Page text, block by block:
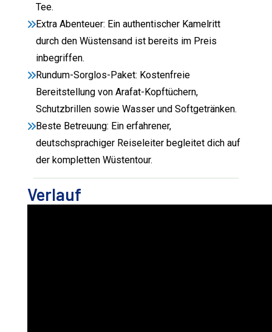
Tee.
Extra Abenteuer: Ein authentischer Kamelritt
durch den Wüstensand ist bereits im Preis
inbegriffen.
Rundum-Sorglos-Paket: Kostenfreie
Bereitstellung von Arafat-Kopftüchern,
Schutzbrillen sowie Wasser und Softgetränken.
Beste Betreuung: Ein erfahrener,
deutschsprachiger Reiseleiter begleitet dich auf
der kompletten Wüstentour.
Verlauf